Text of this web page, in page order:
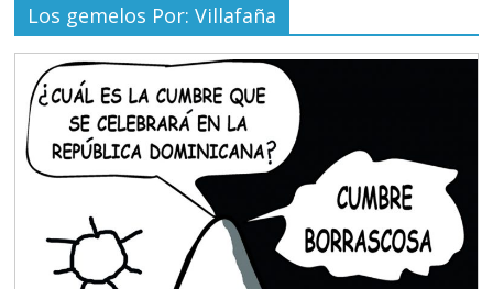
Los gemelos Por: Villafaña